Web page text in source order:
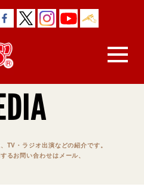
TV・ラジオ出演などの紹介です。
るお問い合わせはメール、